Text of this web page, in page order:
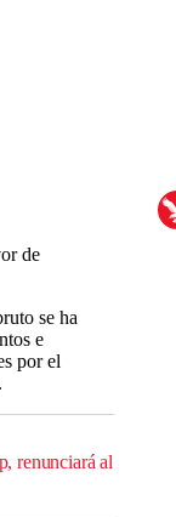
de
se ha
e
por el
renunciará al